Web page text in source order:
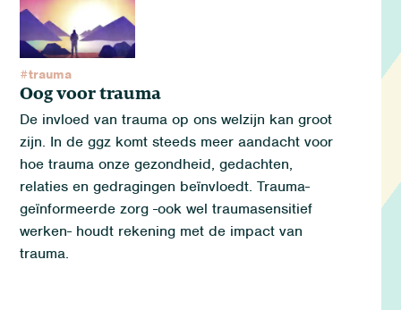
#trauma
Oog voor trauma
De invloed van trauma op ons welzijn kan groot
zijn. In de ggz komt steeds meer aandacht voor
hoe trauma onze gezondheid, gedachten,
relaties en gedragingen beïnvloedt. Trauma-
geïnformeerde zorg -ook wel traumasensitief
werken- houdt rekening met de impact van
trauma.